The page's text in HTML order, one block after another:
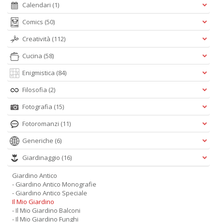
Calendari (1)
Comics (50)
Creatività (112)
Cucina (58)
Enigmistica (84)
Filosofia (2)
Fotografia (15)
Fotoromanzi (11)
Generiche (6)
Giardinaggio (16)
Giardino Antico
- Giardino Antico Monografie
- Giardino Antico Speciale
Il Mio Giardino
- Il Mio Giardino Balconi
- Il Mio Giardino Funghi